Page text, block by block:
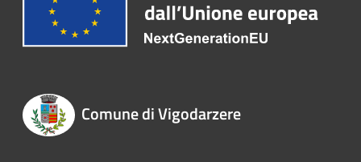
Comune di Vigodarzere